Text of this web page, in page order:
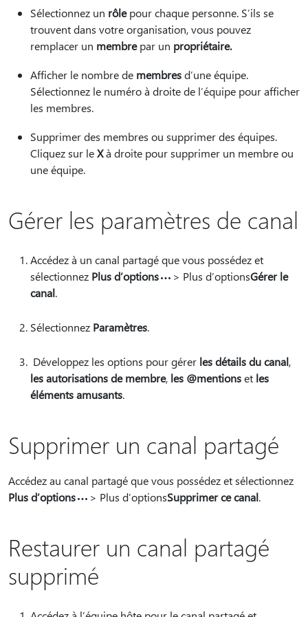
Sélectionnez un rôlepour chaque personne. S’ils se
trouvent dans votre organisation, vous pouvez
remplacer un membrepar un propriétaire.
Afficher le nombre de membresd’une équipe.
Sélectionnez le numéro à droite de l’équipe pour afficher
les membres.
Supprimer des membres ou supprimer des équipes.
Cliquez sur leXà droite pour supprimer un membre ou
une équipe.
Gérer les paramètres de canal
Accédez à un canal partagé que vous possédez et
sélectionnez Plus d’options > Plus d’optionsGérer le
canal.
Sélectionnez Paramètres.
Développez les options pour gérer les détails du canal,
les autorisations de membre, les @mentionset les
éléments amusants.
Supprimer un canal partagé
Accédez au canal partagé que vous possédez et sélectionnez
Plus d’options
> Plus d’optionsSupprimer ce canal.
Restaurer un canal partagé
supprimé